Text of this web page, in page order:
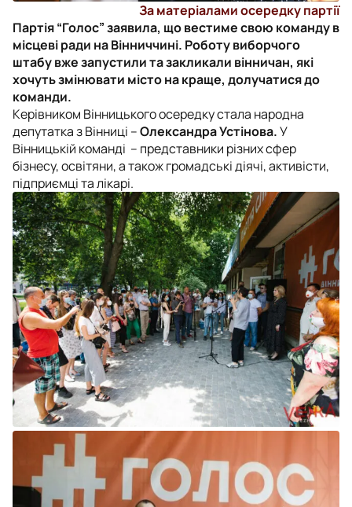
За матеріалами осередку партії
Партія “Голос” заявила, що вестиме свою команду в
місцеві ради на Вінниччині. Роботу виборчого
штабу вже запустили та закликали вінничан, які
хочуть змінювати місто на краще, долучатися до
команди.
Керівником Вінницького осередку стала народна
депутатка з Вінниці –Олександра Устінова.У
Вінницькій команді – представники різних сфер
бізнесу, освітяни, а також громадські діячі, активісти,
підприємці та лікарі.